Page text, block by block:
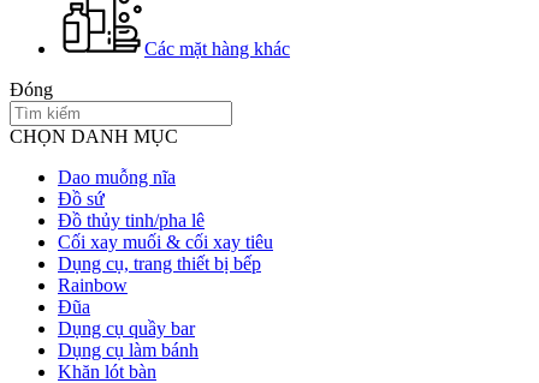
Các mặt hàng khác
Đóng
CHỌN DANH MỤC
Dao muỗng nĩa
Đồ sứ
Đồ thủy tinh/pha lê
Cối xay muối & cối xay tiêu
Dụng cụ, trang thiết bị bếp
Rainbow
Đũa
Dụng cụ quầy bar
Dụng cụ làm bánh
Khăn lót bàn